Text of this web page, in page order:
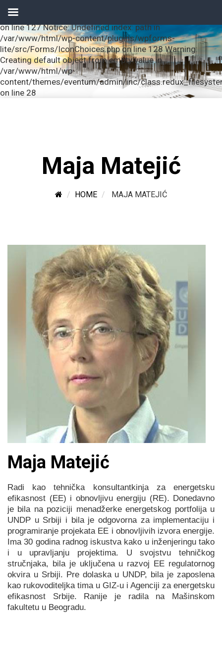
content/plugins/wpforms-lite/src/Forms/IconChoices.php
on line 127 Notice: Undefined index: path in
/var/www/html/wp-content/plugins/wpforms-
lite/src/Forms/IconChoices.php on line 128 Warning:
Creating default object from empty value in
/var/www/html/wp-
content/themes/eventum/admin/inc/
on line 28
Maja Matejić
HOME MAJA MATEJIĆ
Maja Matejić
Radi kao tehnička konsultantkinja za energetsku
efikasnost (EE) i obnovljivu energiju (RE). Donedavno
je bila na poziciji menadžerke energetskog portfolija u
UNDP u Srbiji i bila je odgovorna za implementaciju i
programiranje projekata EE i obnovljivih izvora energije.
Ima 30 godina radnog iskustva kako u inženjeringu tako
i u upravljanju projektima. U svojstvu tehničkog
stručnjaka, bila je uključena u razvoj EE regulatornog
okvira u Srbiji. Pre dolaska u UNDP, bila je zaposlena
kao rukovoditeljka tima u GIZ-u i Agenciji za energetsku
efikasnost Srbije. Ranije je radila na Mašinskom
fakultetu u Beogradu.